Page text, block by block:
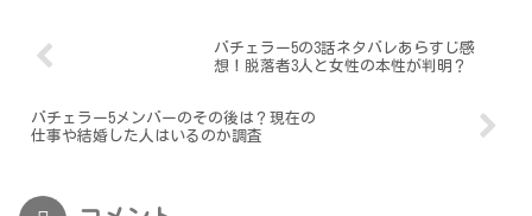
バチェラー5の3話ネタバレあらすじ感
想！脱落者3人と女性の本性が判明？
バチェラー5メンバーのその後は？現在の
仕事や結婚した人はいるのか調査